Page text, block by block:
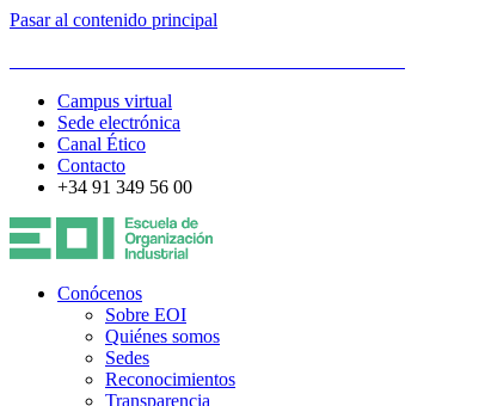
Pasar al contenido principal
Campus virtual
Sede electrónica
Canal Ético
Contacto
+34 91 349 56 00
Conócenos
Sobre EOI
Quiénes somos
Sedes
Reconocimientos
Transparencia